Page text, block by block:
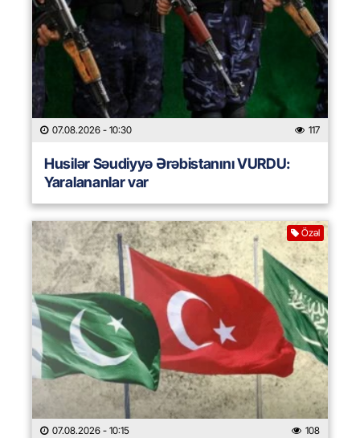
07.08.2026 - 10:30 117
Husilər Səudiyyə Ərəbistanını VURDU:
Yaralananlar var
Özəl
07.08.2026 - 10:15 108